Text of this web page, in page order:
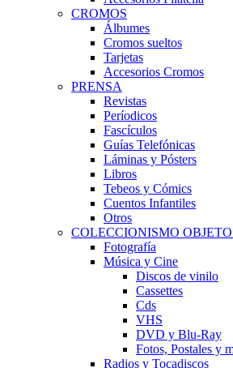
CROMOS
Álbumes
Cromos sueltos
Tarjetas
Accesorios Cromos
PRENSA
Revistas
Períodicos
Fascículos
Guías Telefónicas
Láminas y Pósters
Libros
Tebeos y Cómics
Cuentos Infantiles
Otros
COLECCIONISMO
Fotografía
Música y Cine
Discos de vinilo
Cassettes
Cds
VHS
DVD y Blu-Ray
Fotos, Postales y
Radios y Tocadiscos